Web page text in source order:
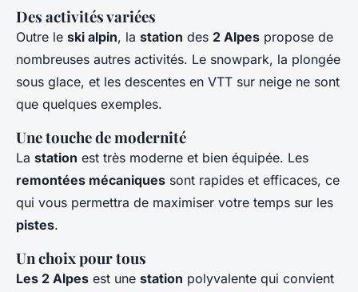
Des activités variées
Outre le ski alpin, la station des 2 Alpes propose de
nombreuses autres activités. Le snowpark, la plongée
sous glace, et les descentes en VTT sur neige ne sont
que quelques exemples.
Une touche de modernité
La station est très moderne et bien équipée. Les
remontées mécaniques sont rapides et efficaces, ce
qui vous permettra de maximiser votre temps sur les
pistes.
Un choix pour tous
Les 2 Alpes est une station polyvalente qui convient